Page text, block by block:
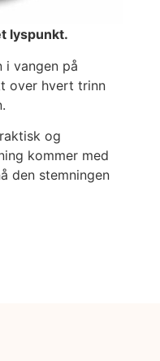
lyspunkt.
i vangen på
over hvert trinn
og
kommer med
den stemningen